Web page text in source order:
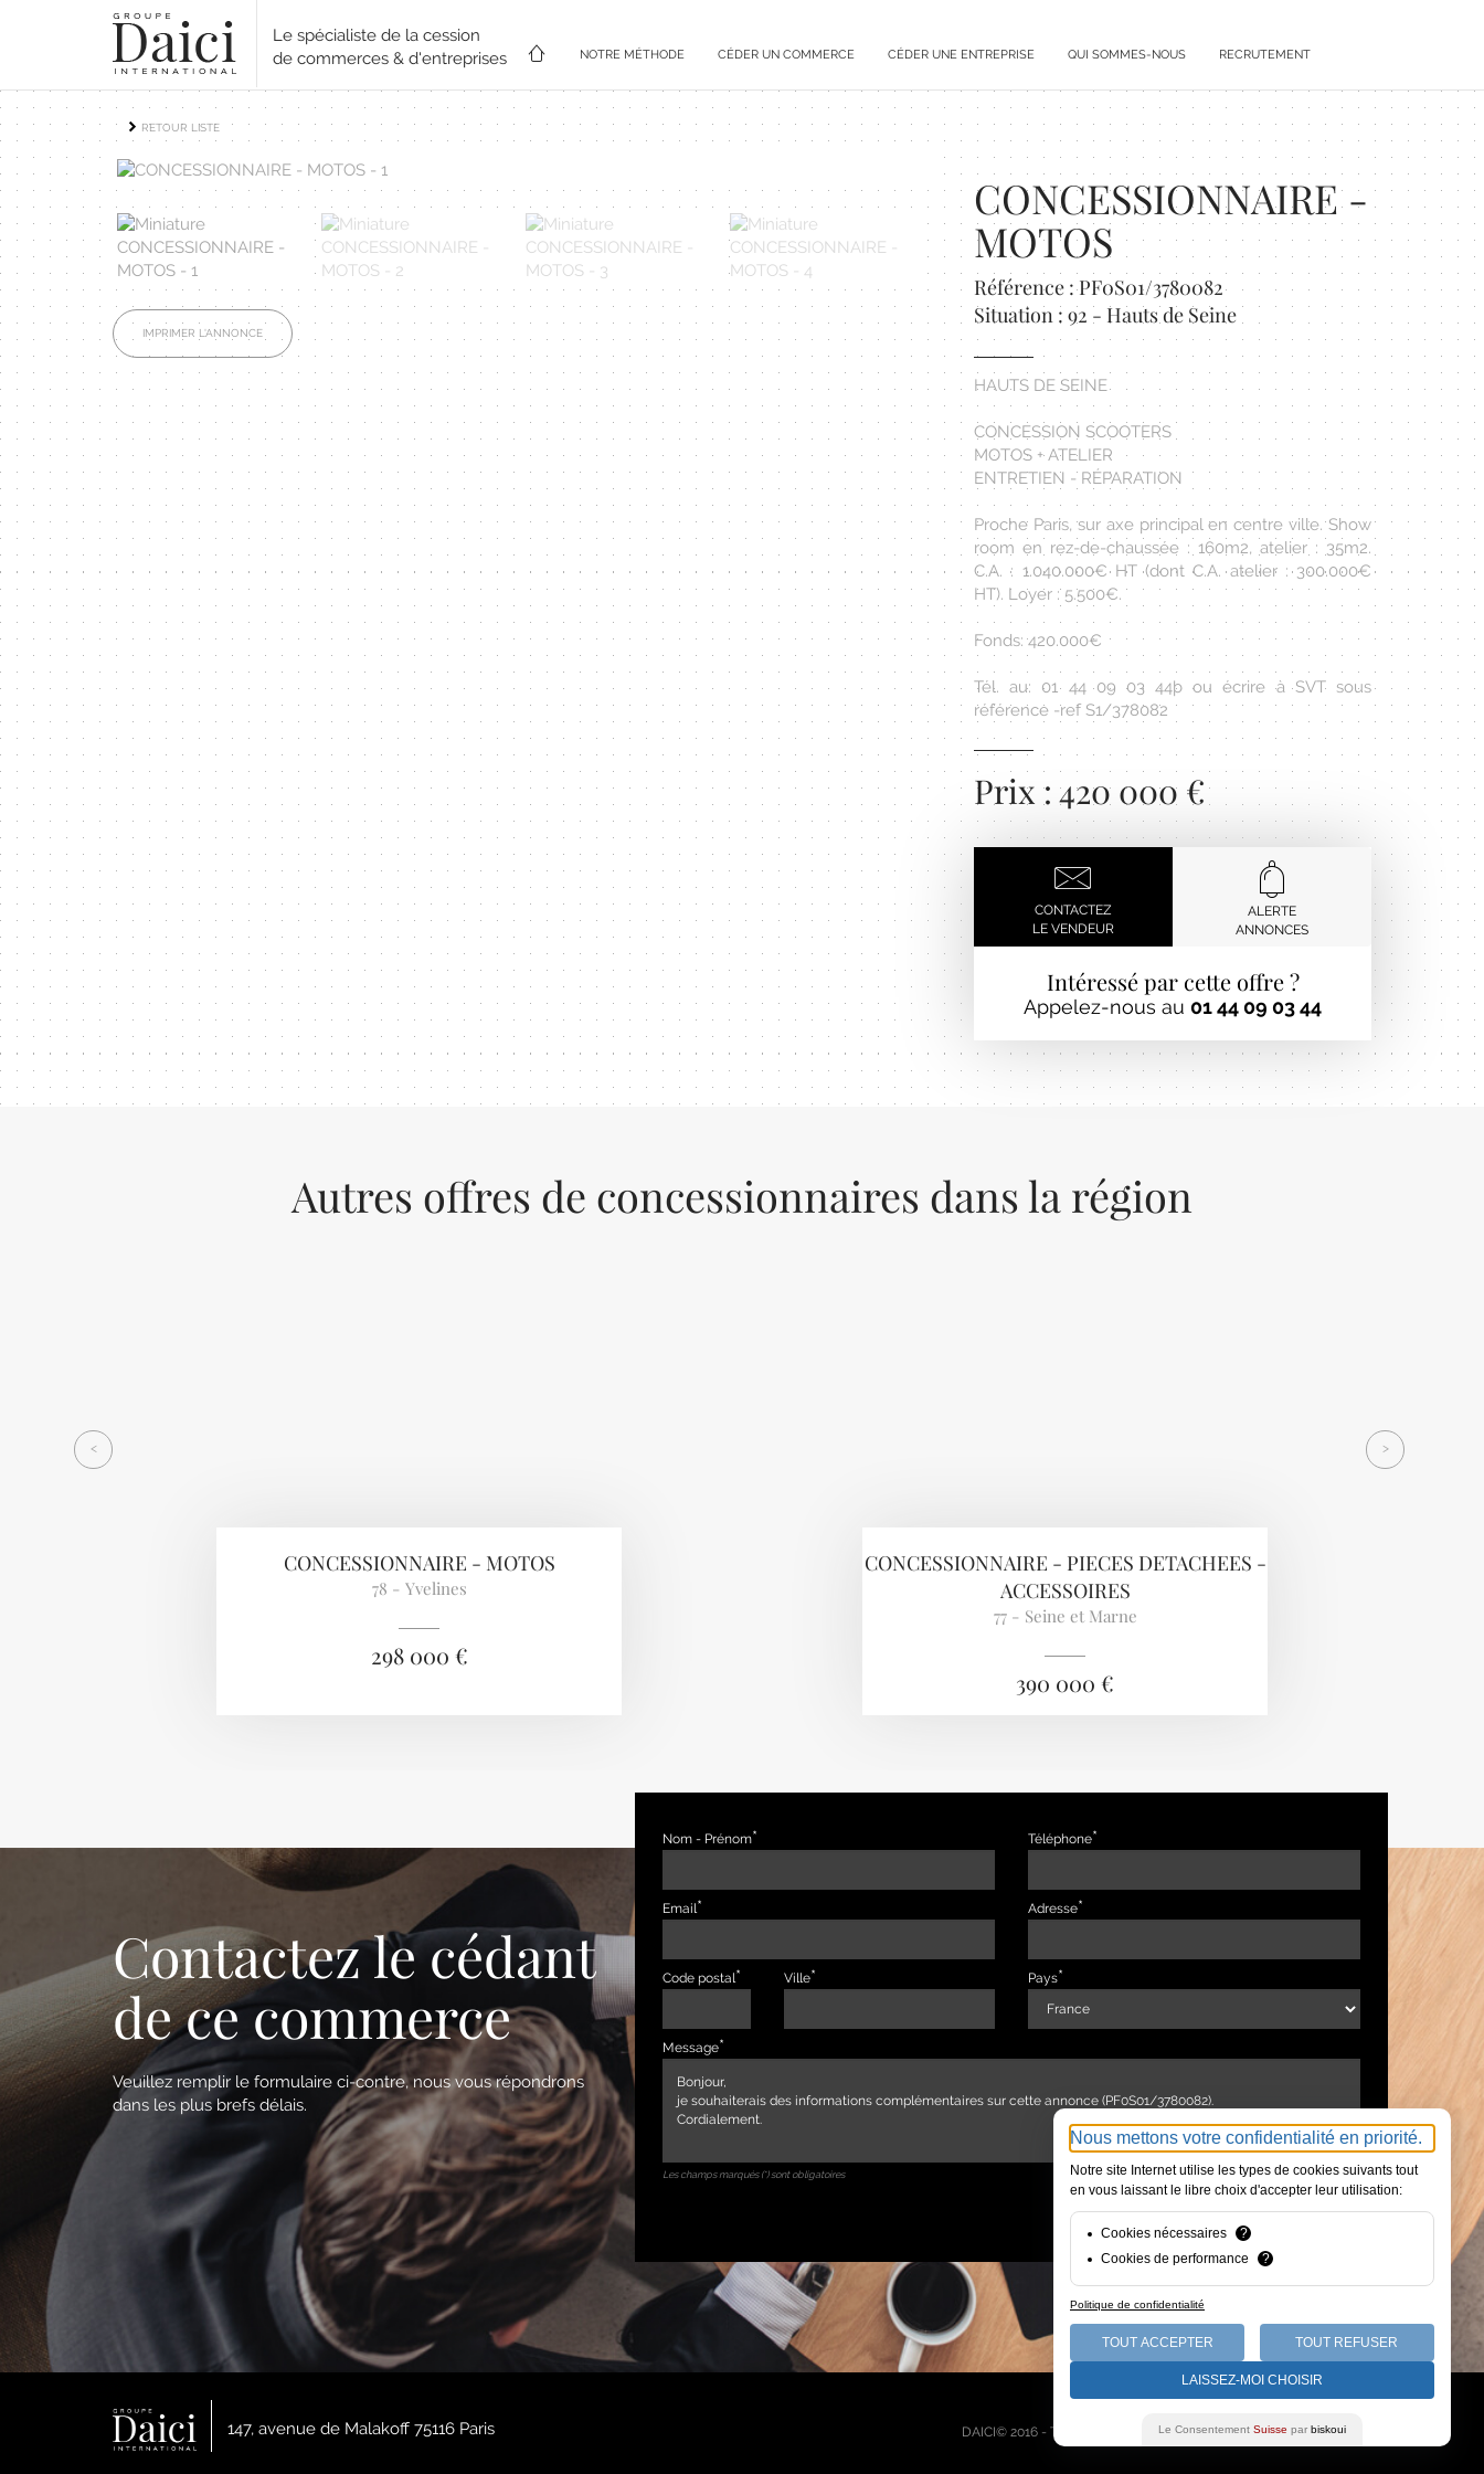
Le spécialiste de la cession
de commerces & d'entreprises
NOTRE MÉTHODE CÉDER UN COMMERCE CÉDER UNE ENTREPRISE QUI SOMMES-NOUS RECRUTEMENT
RETOUR LISTE
IMPRIMER L'ANNONCE
CONCESSIONNAIRE -
MOTOS
Référence : PF0S01/3780082
Situation : 92 - Hauts de Seine
HAUTS DE SEINE
CONCESSION SCOOTERS
MOTOS + ATELIER
ENTRETIEN - RÉPARATION
Proche Paris, sur axe principal en centre ville. Show
room en rez-de-chaussée : 160m2, atelier : 35m2.
C.A. : 1.040.000€ HT (dont C.A. atelier : 300.000€
HT). Loyer : 5.500€.
Fonds: 420.000€
Tél. au: 01 44 09 03 44þ ou écrire à SVT sous
référence -ref S1/378082
Prix : 420 000 €
CONTACTEZ
LE VENDEUR
ALERTE
ANNONCES
Intéressé par cette offre ?
Appelez-nous au 01 44 09 03 44
Autres offres de concessionnaires dans la région
CONCESSIONNAIRE - MOTOS
78 - Yvelines
298 000 €
CONCESSIONNAIRE - PIECES DETACHEES -
ACCESSOIRES
77 - Seine et Marne
390 000 €
< >
Contactez le cédant
de ce commerce
Veuillez remplir le formulaire ci-contre, nous vous répondrons
dans les plus brefs délais.
Nom - Prénom Téléphone
Email Adresse
Code postal Ville Pays
Message
Les champs marqués (*) sont obligatoires
147, avenue de Malakoff 75116 Paris DAICI© 2016 - Tous droits réservés -Mentions légales -Plan du site
Nous mettons votre confidentialité en priorité.
Notre site Internet utilise les types de cookies suivants tout
en vous laissant le libre choix d'accepter leur utilisation:
Cookies nécessaires
?
Cookies de performance
?
Politique de confidentialité
TOUT ACCEPTER TOUT REFUSER
LAISSEZ-MOI CHOISIR
Le Consentement Suisse par biskoui